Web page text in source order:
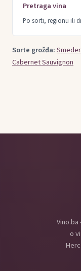
Pretraga vina
Po sorti, regionu ili
Sorte grožđa:
Cabernet Sauvignon
o